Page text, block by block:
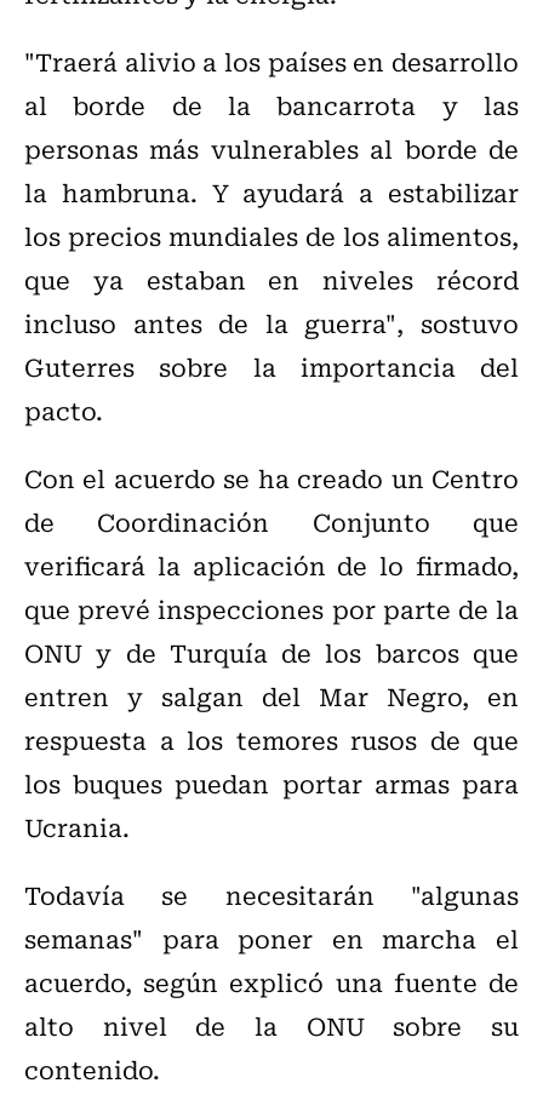
"Traerá alivio a los países en desarrollo
al borde de la bancarrota y las
personas más vulnerables al borde de
la hambruna. Y ayudará a estabilizar
los precios mundiales de los alimentos,
que ya estaban en niveles récord
incluso antes de la guerra", sostuvo
Guterres sobre la importancia del
pacto.
Con el acuerdo se ha creado un Centro
de Coordinación Conjunto que
verificará la aplicación de lo firmado,
que prevé inspecciones por parte de la
ONU y de Turquía de los barcos que
entren y salgan del Mar Negro, en
respuesta a los temores rusos de que
los buques puedan portar armas para
Ucrania.
Todavía se necesitarán "algunas
semanas" para poner en marcha el
acuerdo, según explicó una fuente de
alto nivel de la ONU sobre su
contenido.